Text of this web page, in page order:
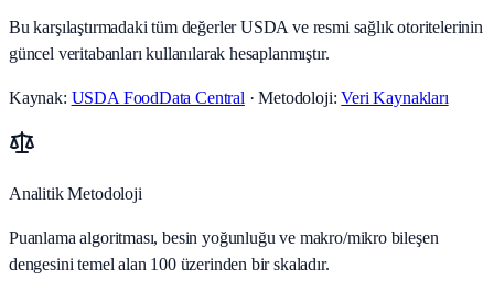
Bu karşılaştırmadaki tüm değerler USDA ve resmi sağlık otoritelerinin
güncel veritabanları kullanılarak hesaplanmıştır.
Kaynak: USDA FoodData Central · Metodoloji:Veri Kaynakları
Analitik Metodoloji
Puanlama algoritması, besin yoğunluğu ve makro/mikro bileşen
dengesini temel alan 100 üzerinden bir skaladır.